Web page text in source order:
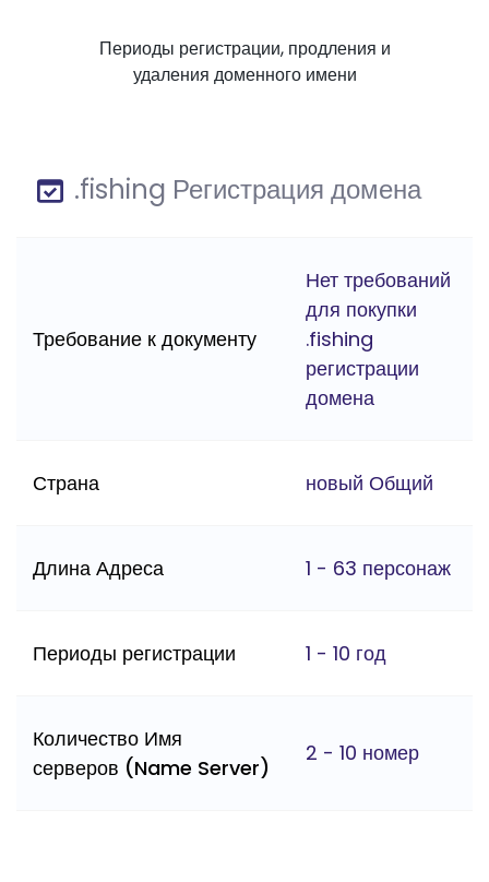
Периоды регистрации, продления и
удаления доменного имени
.fishing Регистрация домена
Требование к документу
Нет требований
для покупки
.fishing
регистрации
домена
Страна новый Общий
Длина Адреса 1 - 63 персонаж
Периоды регистрации 1 - 10 год
Количество Имя
серверов (Name Server)
2 - 10 номер